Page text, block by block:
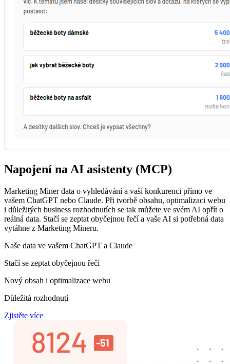
Napojení na AI asistenty (MCP)
Marketing Miner data o vyhledávání a vaší konkurenci přímo ve
vašem ChatGPT nebo Claude. Při tvorbě obsahu, optimalizaci webu
i důležitých business rozhodnutích se tak můžete ve svém AI opřít o
reálná data. Stačí se zeptat obyčejnou řečí a vaše AI si potřebná data
vytáhne z Marketing Mineru.
Naše data ve vašem ChatGPT a Claude
Stačí se zeptat obyčejnou řečí
Nový obsah i optimalizace webu
Důležitá rozhodnutí
Zjistěte více